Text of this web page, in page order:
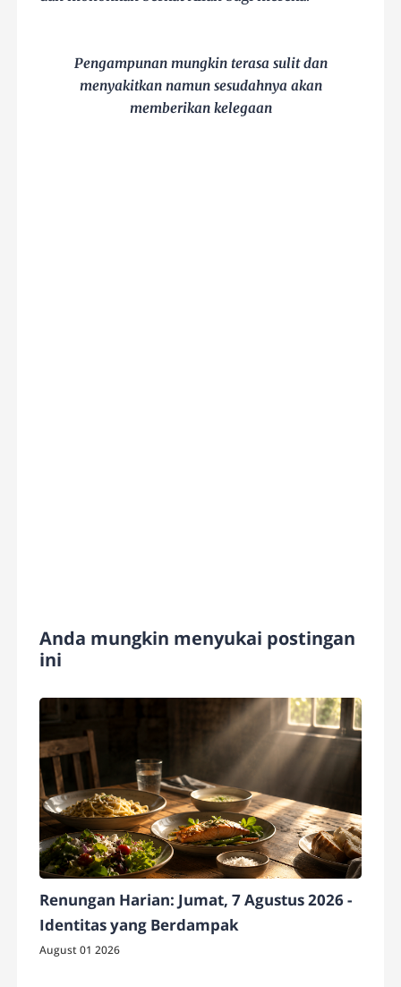
Pengampunan mungkin terasa sulit dan
menyakitkan namun sesudahnya akan
memberikan kelegaan
Anda mungkin menyukai postingan
ini
Renungan Harian: Jumat, 7 Agustus 2026 -
Identitas yang Berdampak
August 01 2026